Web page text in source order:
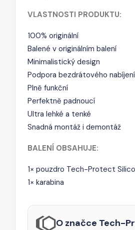
VLASTNOSTI PRODUKTU:
100% originální
Balené v originálním balení
Minimalistický design
Podpora bezdrátového nabíjení
Plně funkční
Perfektně padnoucí
Ultra lehké a tenké
Snadná montáž i demontáž
BALENÍ OBSAHUJE:
1× pouzdro Tech-Protect
1× karabina
O značce Tech-